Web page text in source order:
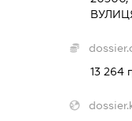
13 264